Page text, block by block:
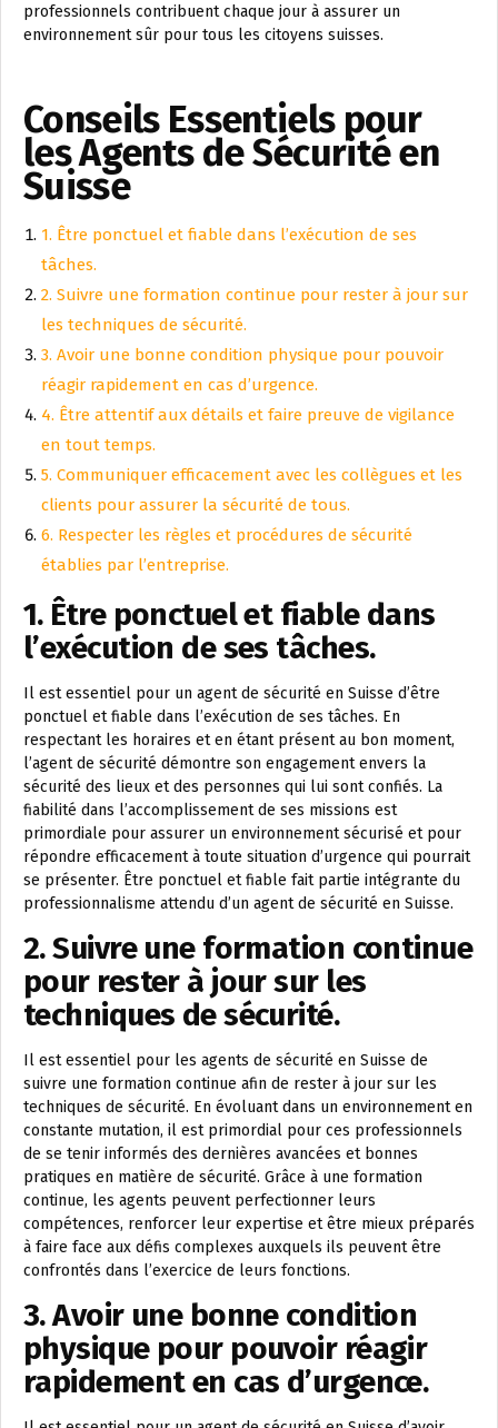
professionnels contribuent chaque jour à assurer un
environnement sûr pour tous les citoyens suisses.
Conseils Essentiels pour
les Agents de Sécurité en
Suisse
1. Être ponctuel et fiable dans l’exécution de ses
tâches.
2. Suivre une formation continue pour rester à jour sur
les techniques de sécurité.
3. Avoir une bonne condition physique pour pouvoir
réagir rapidement en cas d’urgence.
4. Être attentif aux détails et faire preuve de vigilance
en tout temps.
5. Communiquer efficacement avec les collègues et les
clients pour assurer la sécurité de tous.
6. Respecter les règles et procédures de sécurité
établies par l’entreprise.
1. Être ponctuel et fiable dans
l’exécution de ses tâches.
Il est essentiel pour un agent de sécurité en Suisse d’être
ponctuel et fiable dans l’exécution de ses tâches. En
respectant les horaires et en étant présent au bon moment,
l’agent de sécurité démontre son engagement envers la
sécurité des lieux et des personnes qui lui sont confiés. La
fiabilité dans l’accomplissement de ses missions est
primordiale pour assurer un environnement sécurisé et pour
répondre efficacement à toute situation d’urgence qui pourrait
se présenter. Être ponctuel et fiable fait partie intégrante du
professionnalisme attendu d’un agent de sécurité en Suisse.
2. Suivre une formation continue
pour rester à jour sur les
techniques de sécurité.
Il est essentiel pour les agents de sécurité en Suisse de
suivre une formation continue afin de rester à jour sur les
techniques de sécurité. En évoluant dans un environnement en
constante mutation, il est primordial pour ces professionnels
de se tenir informés des dernières avancées et bonnes
pratiques en matière de sécurité. Grâce à une formation
continue, les agents peuvent perfectionner leurs
compétences, renforcer leur expertise et être mieux préparés
à faire face aux défis complexes auxquels ils peuvent être
confrontés dans l’exercice de leurs fonctions.
3. Avoir une bonne condition
physique pour pouvoir réagir
rapidement en cas d’urgence.